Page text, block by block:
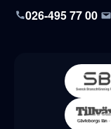
026-495 77 00